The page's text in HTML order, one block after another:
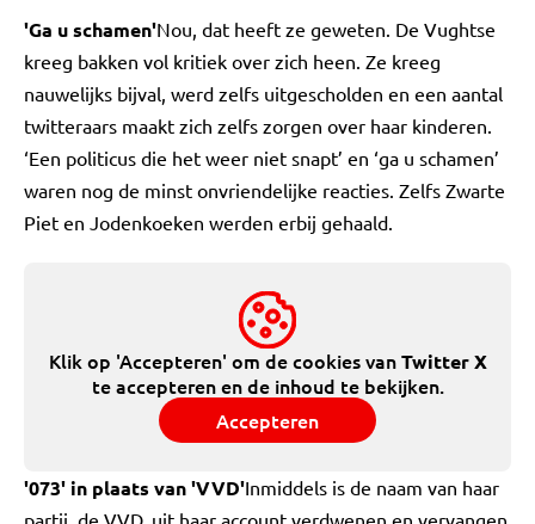
'Ga u schamen'Nou, dat heeft ze geweten. De Vughtse
kreeg bakken vol kritiek over zich heen. Ze kreeg
nauwelijks bijval, werd zelfs uitgescholden en een aantal
twitteraars maakt zich zelfs zorgen over haar kinderen.
‘Een politicus die het weer niet snapt’ en ‘ga u schamen’
waren nog de minst onvriendelijke reacties. Zelfs Zwarte
Piet en Jodenkoeken werden erbij gehaald.
Klik op 'Accepteren' om de cookies vanTwitter X
te accepteren en de inhoud te bekijken.
Accepteren
'073' in plaats van 'VVD'Inmiddels is de naam van haar
partij, de VVD, uit haar account verdwenen en vervangen